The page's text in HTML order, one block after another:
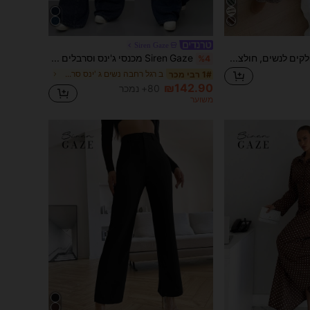
%4
1# רבי מכר ב רגל רחבה נשים ג 'ינס סרבל & סרבל
₪142.90 80+ נמכר
משוער